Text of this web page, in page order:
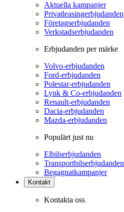
Aktuella kampanjer
Privatleasingerbjudanden
Företagserbjudanden
Verkstadserbjudanden
Erbjudanden per märke
Volvo-erbjudanden
Ford-erbjudanden
Polestar-erbjudanden
Lynk & Co-erbjudanden
Renault-erbjudanden
Dacia-erbjudanden
Mazda-erbjudanden
Populärt just nu
Elbilserbjudanden
Transportbilserbjudanden
Begagnatkampanjer
Kontakt
Kontakta oss